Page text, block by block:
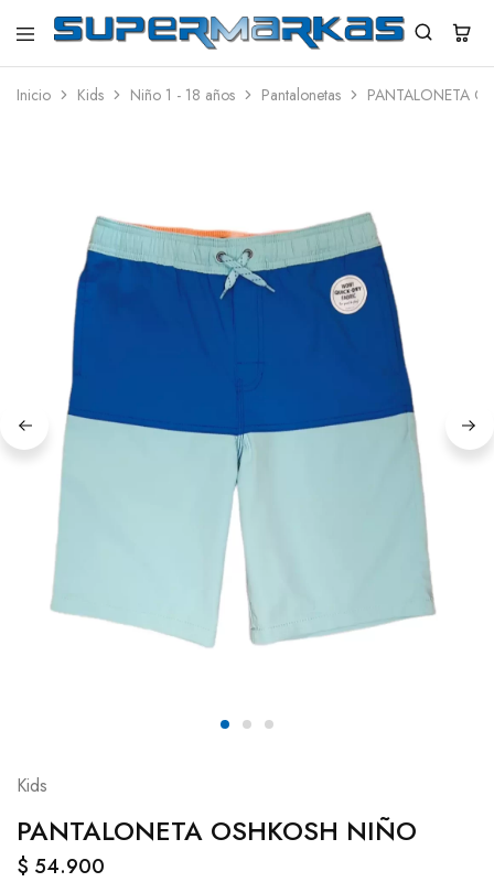
SuperMarkas
Ropa
con
Inicio Kids Niño 1 - 18 años Pantalonetas PANTALONETA
Kids
PANTALONETA OSHKOSH NIÑO
$ 54.900